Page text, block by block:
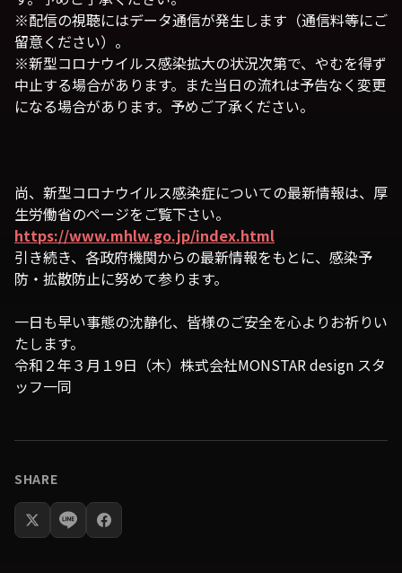
※配信の視聴にはデータ通信が発生します（通信料等にご
留意ください）。
※新型コロナウイルス感染拡大の状況次第で、やむを得ず
中止する場合があります。また当日の流れは予告なく変更
になる場合があります。予めご了承ください。
尚、新型コロナウイルス感染症についての最新情報は、厚
生労働省のページをご覧下さい。
https://www.mhlw.go.jp/index.html
引き続き、各政府機関からの最新情報をもとに、感染予
防・拡散防止に努めて参ります。
一日も早い事態の沈静化、皆様のご安全を心よりお祈りい
たします。
令和２年３月１9日（木）株式会社MONSTAR design スタ
ッフ一同
SHARE